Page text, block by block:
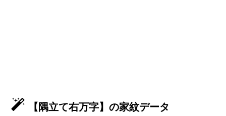
【隅立て右万字】の家紋データ